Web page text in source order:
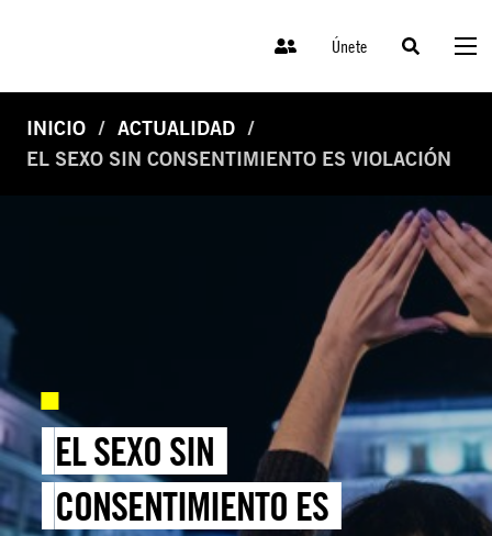
Únete
INICIO
ACTUALIDAD
EL SEXO SIN CONSENTIMIENTO ES VIOLACIÓN
EL SEXO SIN
CONSENTIMIENTO ES